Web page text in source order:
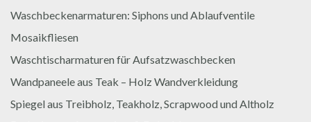
Waschbeckenarmaturen: Siphons und Ablaufventile
Mosaikfliesen
Waschtischarmaturen für Aufsatzwaschbecken
Wandpaneele aus Teak – Holz Wandverkleidung
Spiegel aus Treibholz, Teakholz, Scrapwood und Altholz